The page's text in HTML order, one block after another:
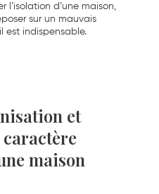
l’isolation d’une maison,
sur un mauvais
est indispensable.
et
maison